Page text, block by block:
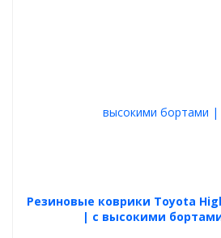
Резиновые коврики Toyota
| с высокими